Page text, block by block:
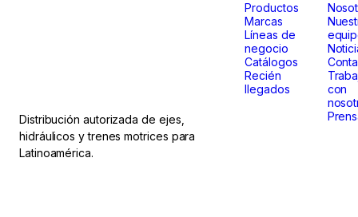
Distribución autorizada de ejes,
hidráulicos y trenes motrices para
Latinoamérica.
Productos
Marcas
Líneas de
negocio
Catálogos
Recién
llegados
con